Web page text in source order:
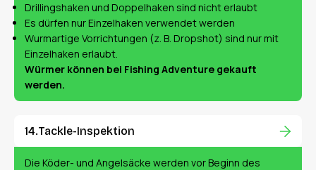
Drillingshaken und Doppelhaken sind nicht erlaubt
Es dürfen nur Einzelhaken verwendet werden
Wurmartige Vorrichtungen (z. B. Dropshot) sind nur mit
Einzelhaken erlaubt.
Würmer können bei Fishing Adventure gekauft
werden.
Tackle-Inspektion
Die Köder- und Angelsäcke werden vor Beginn des